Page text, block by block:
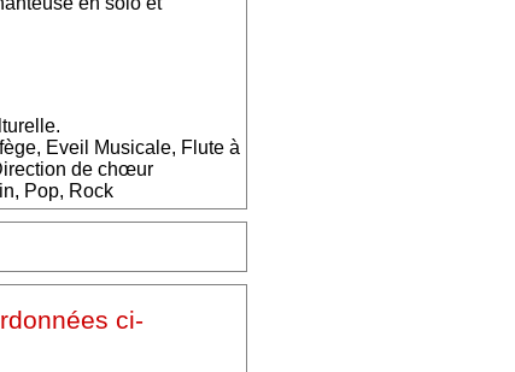
Eveil Musicale, Flute à
de chœur
Pop, Rock
ci-